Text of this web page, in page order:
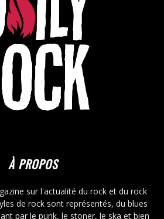
À PROPOS
sur l'actualité du rock et du rock
de rock sont représentés, du blues
par le punk, le stoner, le ska et bien